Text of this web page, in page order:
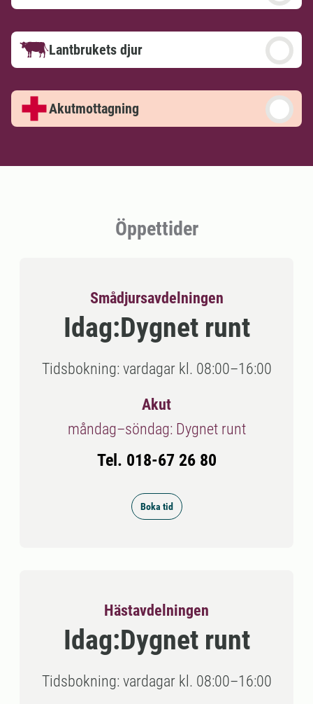
Lantbrukets djur
Akutmottagning
Öppettider
Smådjursavdelningen
Idag:Dygnet runt
Tidsbokning: vardagar kl. 08:00–16:00
Akut
måndag–söndag: Dygnet runt
Tel. 018-67 26 80
Boka tid
Hästavdelningen
Idag:Dygnet runt
Tidsbokning: vardagar kl. 08:00–16:00